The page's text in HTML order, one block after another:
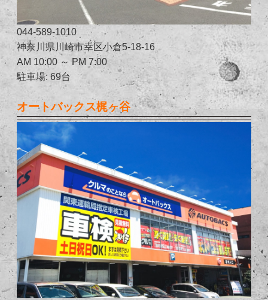
044-589-1010
神奈川県川崎市幸区小倉5-18-16
AM 10:00 ～ PM 7:00
駐車場: 69台
オートバックス梶ヶ谷